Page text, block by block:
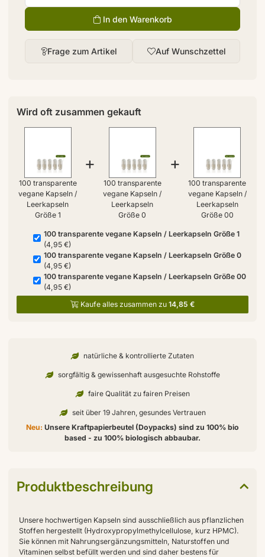
Frage zum Artikel Auf Wunschzettel
In den Warenkorb
Wird oft zusammen gekauft
100 transparente
vegane Kapseln /
Leerkapseln
Größe 1
+
100 transparente
vegane Kapseln /
Leerkapseln
Größe 0
+
100 transparente
vegane Kapseln /
Leerkapseln
Größe 00
100 transparente vegane Kapseln / Leerkapseln Größe 1
(4,95 €)
100 transparente vegane Kapseln / Leerkapseln Größe 0
(4,95 €)
100 transparente vegane Kapseln / Leerkapseln Größe 00
(4,95 €)
Kaufe alles zusammen zu 14,85 €
natürliche & kontrollierte Zutaten
sorgfältig & gewissenhaft ausgesuchte Rohstoffe
faire Qualität zu fairen Preisen
seit über 19 Jahren, gesundes Vertrauen
Neu: Unsere Kraftpapierbeutel (Doypacks) sind zu 100% bio
based - zu 100% biologisch abbaubar.
Produktbeschreibung
Unsere hochwertigen Kapseln sind ausschließlich aus pflanzlichen
Stoffen hergestellt (Hydroxypropylmethylcellulose, kurz HPMC).
Sie können mit Nahrungsergänzungsmitteln, Naturstoffen und
Vitaminen selbst befüllt werden und sind daher bestens für